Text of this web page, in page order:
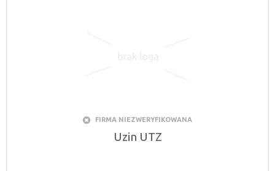
FIRMA NIEZWERYFIKOWANA
Uzin UTZ